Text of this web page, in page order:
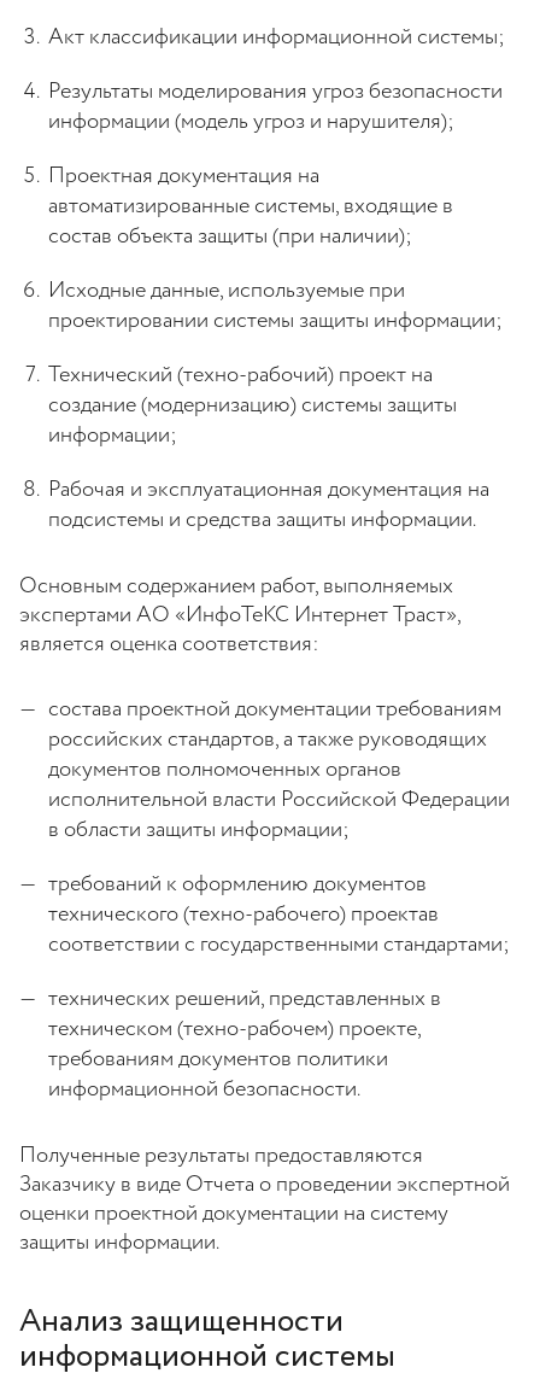
Акт классификации информационной системы;
Результаты моделирования угроз безопасности
информации (модель угроз и нарушителя);
Проектная документация на
автоматизированные системы, входящие в
состав объекта защиты (при наличии);
Исходные данные, используемые при
проектировании системы защиты информации;
Технический (техно-рабочий) проект на
создание (модернизацию) системы защиты
информации;
Рабочая и эксплуатационная документация на
подсистемы и средства защиты информации.
Основным содержанием работ, выполняемых
экспертами АО «ИнфоТеКС Интернет Траст»,
является оценка соответствия:
состава проектной документации требованиям
российских стандартов, а также руководящих
документов полномоченных органов
исполнительной власти Российской Федерации
в области защиты информации;
требований к оформлению документов
технического (техно-рабочего) проектав
соответствии с государственными стандартами;
технических решений, представленных в
техническом (техно-рабочем) проекте,
требованиям документов политики
информационной безопасности.
Полученные результаты предоставляются
Заказчику в виде Отчета о проведении экспертной
оценки проектной документации на систему
защиты информации.
Анализ защищенности
информационной системы